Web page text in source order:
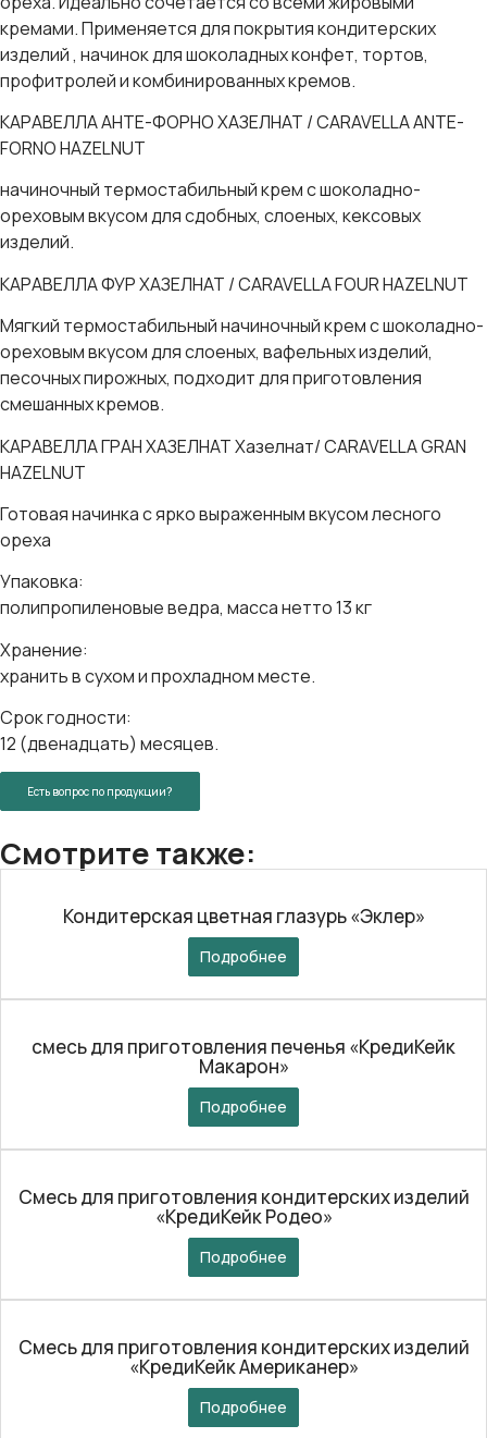
кремами. Применяется для покрытия кондитерских
изделий , начинок для шоколадных конфет, тортов,
профитролей и комбинированных кремов.
КАРАВЕЛЛА АНТЕ-ФОРНО ХАЗЕЛНАТ / CARAVELLA ANTE-
FORNO HAZELNUT
начиночный термостабильный крем с шоколадно-
ореховым вкусом для сдобных, слоеных, кексовых
изделий.
КАРАВЕЛЛА ФУР ХАЗЕЛНАТ / CARAVELLA FOUR HAZELNUT
Мягкий термостабильный начиночный крем с шоколадно-
ореховым вкусом для слоеных, вафельных изделий,
песочных пирожных, подходит для приготовления
смешанных кремов.
КАРАВЕЛЛА ГРАН ХАЗЕЛНАТ Хазелнат/ CARAVELLA GRAN
HAZELNUT
Готовая начинка с ярко выраженным вкусом лесного
ореха
Упаковка:
полипропиленовые ведра, масса нетто 13 кг
Хранение:
хранить в сухом и прохладном месте.
Срок годности:
12 (двенадцать) месяцев.
Есть вопрос по продукции?
Смотрите также:
Кондитерская цветная глазурь «Эклер»
Подробнее
смесь для приготовления печенья «КредиКейк
Макарон»
Подробнее
Смесь для приготовления кондитерских изделий
«КредиКейк Родео»
Подробнее
Смесь для приготовления кондитерских изделий
«КредиКейк Американер»
Подробнее